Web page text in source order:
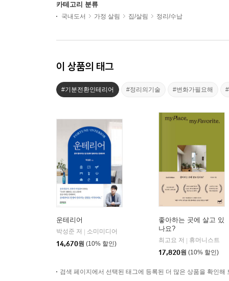
카테고리 분류
국내도서 가정 살림 집/살림 정리/수납
이 상품의 태그
#기분전환인테리어 #정리의기술 #변화가필요해
운테리어
박성준 저
소미미디어
14,670원 (10% 할인)
좋아하는 곳에 살고 있
나요?
최고요 저
휴머니스트
17,820원 (10% 할인)
검색 페이지에서 선택된 태그에 등록된 더 많은 상품을 확인해